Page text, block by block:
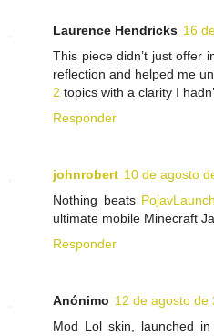
Laurence Hendricks 16
This piece didn’t just offer
reflection and helped me
2 topics with a clarity I
Responder
johnrobert 10 de agosto
Nothing beats
ultimate mobile Minecraft
Responder
Anónimo 12 de agosto de
Mod Lol skin, launched